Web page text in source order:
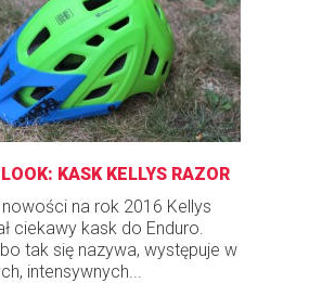
KASK KELLYS RAZOR
na rok 2016 Kellys
ciekawy kask do Enduro.
tak się nazywa, występuje w
intensywnych...